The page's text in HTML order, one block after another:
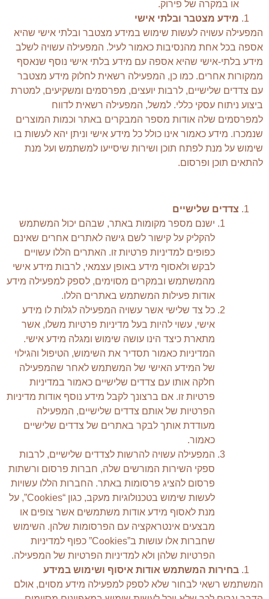
או במקרה של פירוק.
מידע מצטבר ובלתי אישי
המפעילה עשויה לעשות שימוש במידע מצטבר ובלתי אישי שהיא
אספה בכל אחת מהנסיבות כאמור לעיל. המפעילה עשויה לשלב
מידע בלתי-אישי שהיא אספה עם מידע בלתי אישי נוסף שנאסף
ממקורות אחרים. כמו כן, המפעילה רשאית לחלוק מידע מצטבר
עם צדדים שלישיים, לרבות יועצים, מפרסמים ומשקיעים, למטרת
ביצוע ניתוח עסקי כללי. למשל, המפעילה רשאית לדווח
למפרסמים שלה אודות מספר המבקרים באתר וכמות המוצרים
שנמכרו. מידע כאמור אינו כולל כל מידע אישי וניתן יהא לעשות בו
שימוש על מנת לפתח תוכן ושירות שיסייעו למשתמש ועל מנת
להתאים תוכן ופרסום.
צדדים שלישיים
ישנם מספר מקומות באתר, שבהם יכול המשתמש
להקליק על קישור לשם גישה לאתרים אחרים שאינם
כפופים למדיניות פרטיות זו. האתרים הללו עשויים
לבקש ולאסוף מידע באופן עצמאי, לרבות מידע אישי
מהמשתמש ובמקרים מסוימים, לספק למפעילה מידע
אודות פעילות המשתמש באתרים הללו.
כל צד שלישי אשר עשויה המפעילה לגלות לו מידע
אישי, עשוי להיות בעל מדיניות פרטיות משלו, אשר
מתארת כיצד הינו עושה שימוש ומגלה מידע אישי.
המדיניות כאמור תסדיר את השימוש, הטיפול והגילוי
של המידע האישי של המשתמש לאחר שהמפעילה
חלקה אותו עם צדדים שלישיים כאמור במדיניות
פרטיות זו. אם ברצונך לקבל מידע נוסף אודות מדיניות
הפרטיות של אותם צדדים שלישיים, המפעילה
מעודדת אותך לבקר באתרים של צדדים שלישיים
כאמור.
המפעילה עשויה להרשות לצדדים שלישיים, לרבות
ספקי השירות המורשים שלה, חברות פרסום ורשתות
פרסום להציג פרסומות באתר. החברות הללו עשויות
לעשות שימוש בטכנולוגיות מעקב, כגון “Cookies”, על
מנת לאסוף מידע אודות משתמשים אשר צופים או
מבצעים אינטראקציה עם הפרסומות שלהן. השימוש
שחברות אלו עושות ב”Cookies” כפוף למדיניות
הפרטיות שלהן ולא למדיניות הפרטיות של המפעילה.
בחירות המשתמש אודות איסוף ושימוש במידע
המשתמש רשאי לבחור שלא לספק למפעילה מידע מסוים, אולם